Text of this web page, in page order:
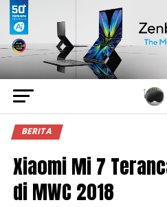
BERITA
Xiaomi Mi 7
di MWC 2018